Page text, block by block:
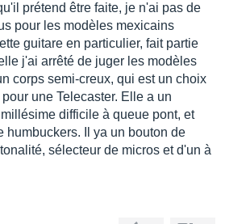
prétend être faite, je n'ai pas de
pour les modèles mexicains
guitare en particulier, fait partie
j'ai arrêté de juger les modèles
corps semi-creux, qui est un choix
une Telecaster. Elle a un
difficile à queue pont, et
humbuckers. Il ya un bouton de
sélecteur de micros et d'un à